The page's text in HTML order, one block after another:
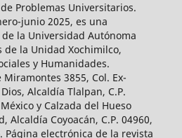
Problemas Universitarios.
junio 2025, es una
la Universidad Autónoma
la Unidad Xochimilco,
y Humanidades.
3855, Col. Ex-
Alcaldía Tlalpan, C.P.
y Calzada del Hueso
Alcaldía Coyoacán, C.P. 04960,
Página electrónica de la revista